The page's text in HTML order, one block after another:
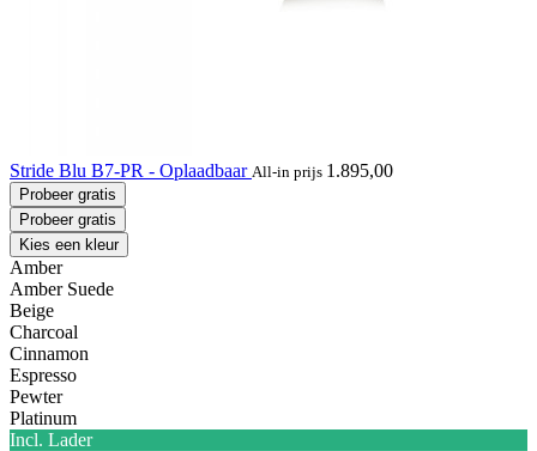
Stride Blu B7-PR - Oplaadbaar All-in prijs 1.895,00
Probeer gratis
Probeer gratis
Kies een kleur
Amber
Amber Suede
Beige
Charcoal
Cinnamon
Espresso
Pewter
Platinum
Incl. Lader